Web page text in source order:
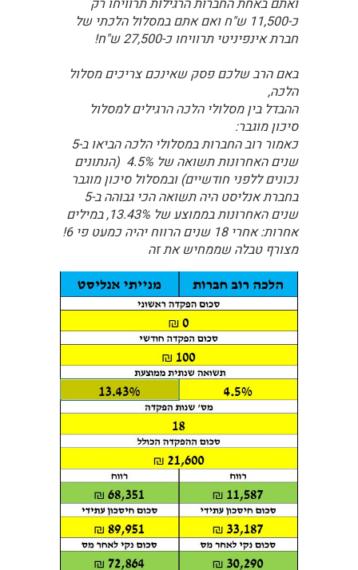
ואתם באחת החברות הרגילות תרוויחו רק
כ-11,500 ש"ח ואם אתם במסלול הלכתי של
חברת אינפיניטי תרוויחו כ-27,500 ש"ח!
באם הרב שלכם פסק שאינכם צריכים מסלול
הלכה,
ההבדל בין מסלולי הלכה הרגילים למסלול
סיכון מוגבר:
כאמור רוב החברות במסלולי הלכה הביאו ב-5
שנים האחרונות תשואה של 4.5% (הנתונים
נכונים ללפני חודשיים) ובמסלול סיכון מוגבר
בחברת אנליסט היה תשואה הכי גבוהה ב-5
שנים האחרונות בממוצע של 13.43%, במילים
אחרות: אחרי 18 שנים הרווח יהיה כמעט פי 6!
מצורף טבלה שממחיש את זה